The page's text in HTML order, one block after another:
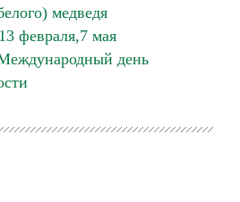
медведя
февраля,7 мая
день